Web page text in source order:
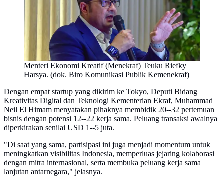
Menteri Ekonomi Kreatif (Menekraf) Teuku Riefky
Harsya. (dok. Biro Komunikasi Publik Kemenekraf)
Dengan empat startup yang dikirim ke Tokyo, Deputi Bidang
Kreativitas Digital dan Teknologi Kementerian Ekraf, Muhammad
Neil El Himam menyatakan pihaknya membidik 20--32 pertemuan
bisnis dengan potensi 12--22 kerja sama. Peluang transaksi awalnya
diperkirakan senilai USD 1--5 juta.
"Di saat yang sama, partisipasi ini juga menjadi momentum untuk
meningkatkan visibilitas Indonesia, memperluas jejaring kolaborasi
dengan mitra internasional, serta membuka peluang kerja sama
lanjutan antarnegara," jelasnya.